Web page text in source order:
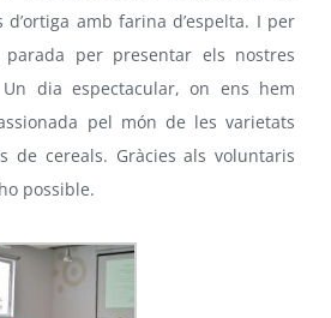
amb farina d’espelta. I per
per presentar els nostres
dia espectacular, on ens hem
pel món de les varietats
de cereals. Gràcies als voluntaris
possible.